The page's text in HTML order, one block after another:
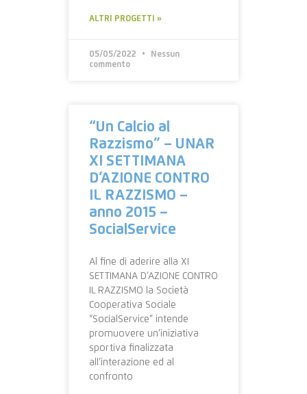
ALTRI PROGETTI »
05/05/2022
Nessun
commento
“Un Calcio al
Razzismo” – UNAR
XI SETTIMANA
D’AZIONE CONTRO
IL RAZZISMO –
anno 2015 –
SocialService
Al fine di aderire alla XI
SETTIMANA D’AZIONE CONTRO
IL RAZZISMO la Società
Cooperativa Sociale
“SocialService” intende
promuovere un’iniziativa
sportiva finalizzata
all’interazione ed al
confronto